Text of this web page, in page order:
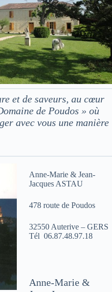
et de saveurs, au cœur
de Poudos » où
avec vous une manière
Anne-Marie & Jean-
Jacques ASTAU
478 route de Poudos
32550 Auterive – GERS
Tél 06.87.48.97.18
Anne-Marie &